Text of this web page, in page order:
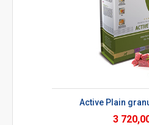
Active Plain
3